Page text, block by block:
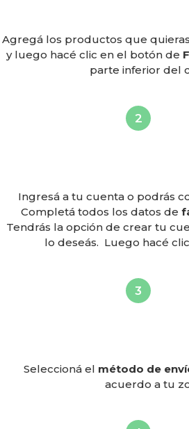
Agregá los productos que
y luego hacé clic en el botón de
parte inferior del
Ingresá a tu cuenta o podrás
Completá todos los datos de
Tendrás la opción de crear tu
lo deseás. Luego hacé
Seleccioná el método de
acuerdo a tu